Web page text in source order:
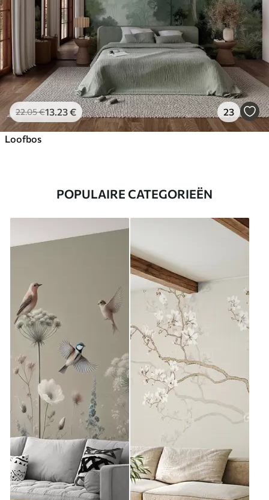
22.05€13 .23€ 23
Loofbos
POPULAIRE CATEGORIEËN